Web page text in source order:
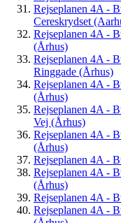
Rejseplanen 4A -
Cereskrydset
Rejseplanen 4A -
(Århus)
Rejseplanen 4A -
Ringgade (Århus)
Rejseplanen 4A -
(Århus)
Rejseplanen 4A -
Vej (Århus)
Rejseplanen 4A -
(Århus)
Rejseplanen 4A -
Rejseplanen 4A -
(Århus)
Rejseplanen 4A -
Rejseplanen 4A -